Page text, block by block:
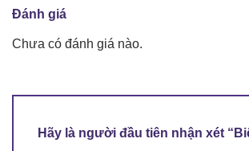
Đánh giá
Chưa có đánh giá nào.
Hãy là người đầu tiên nhận xét